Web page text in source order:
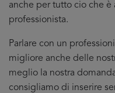
anche per tutto cio che è
professionista.
Parlare con un
migliore anche delle
meglio la nostra
consigliamo di inserire